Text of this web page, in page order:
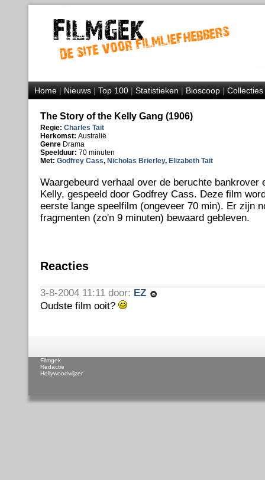
Home|Nieuws|Top 100|Statistieken|Bioscoop|Collecties
The Story of the Kelly Gang (1906)
Regie: Charles Tait
Herkomst: Australië
Genre Drama
Speelduur: 70 minuten
Met: Godfrey Cass, Nicholas Brierley, Elizabeth Tait
Waargebeurd verhaal over de beruchte bankrover
Kelly, gespeeld door Godfrey Cass. Deze film
eerste lange speelfilm (ongeveer 70 min). Er zijn
fragmenten (zo'n 9 minuten) bewaard gebleven.
Reacties
3-8-2004 11:11 door: EZ
Oudste film ooit?
Filmgek
Redactie
Hollywoodwijzer